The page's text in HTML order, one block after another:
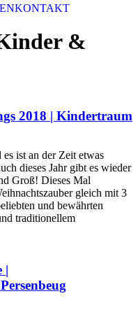
KONTAKT
&
2018 | Kindertraum
ist an der Zeit etwas
dieses Jahr gibt es wieder
Groß! Dieses Mal
gleich mit 3
und bewährten
traditionellem
|